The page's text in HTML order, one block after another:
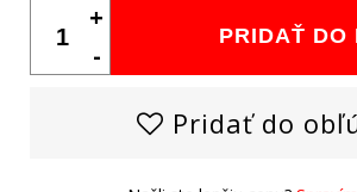
PRIDAŤ DO
+
-
Pridať do